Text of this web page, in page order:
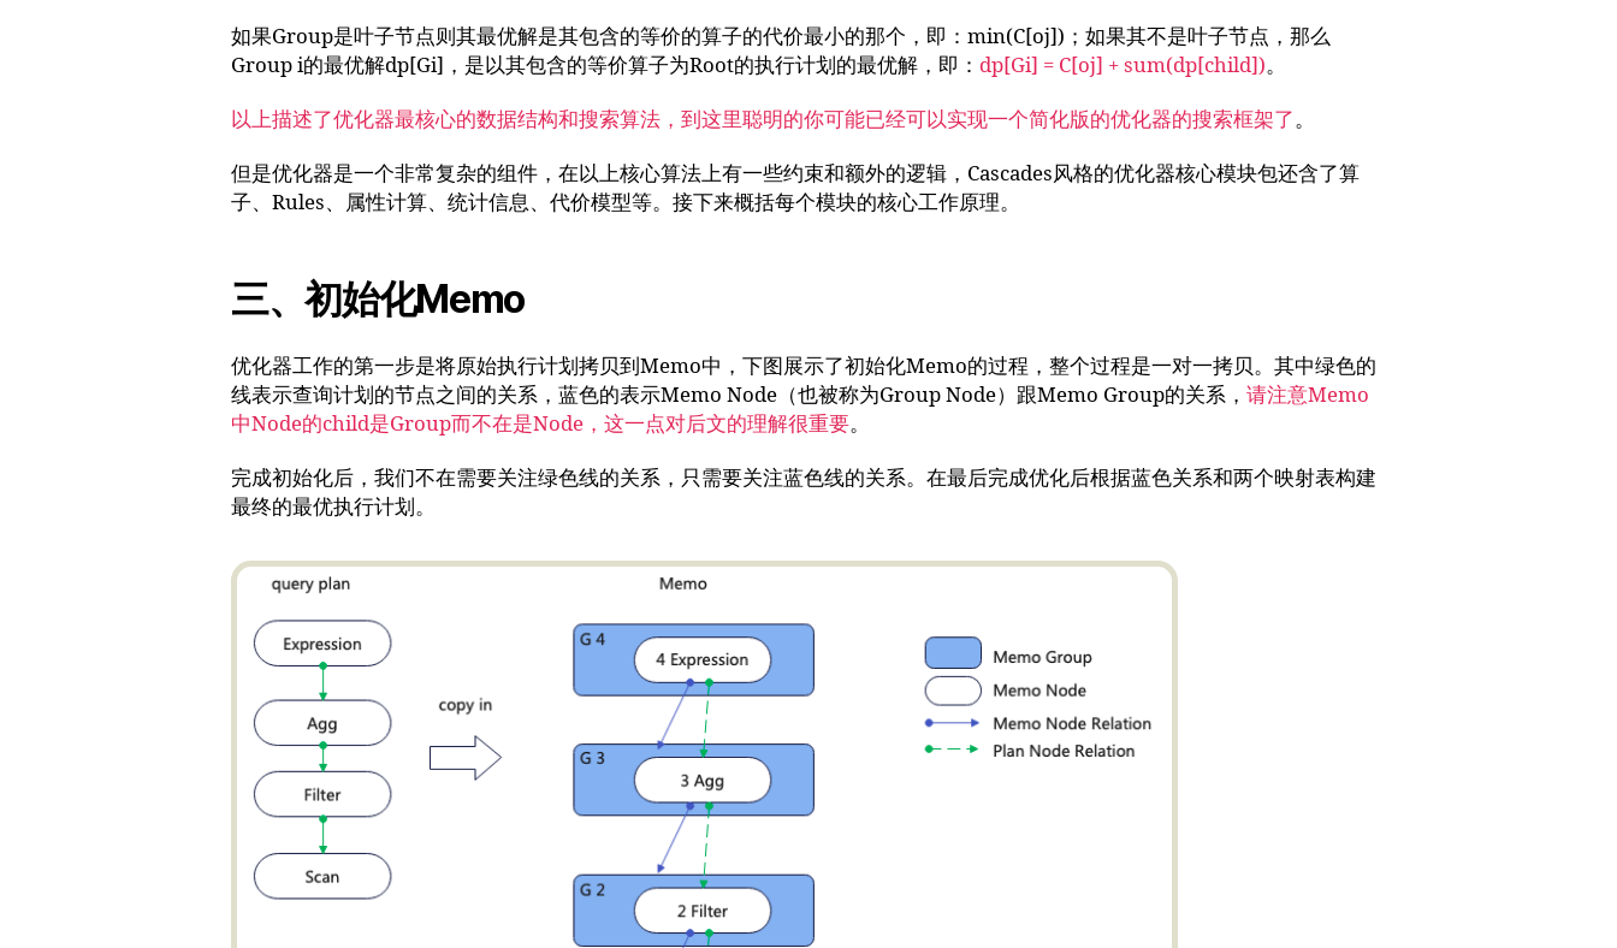
如果Group是叶子节点则其最优解是其包含的等价的算子的代价最小的那个，即：min(C[oj])；如果其不是叶子节点，那么
Group i的最优解dp[Gi]，是以其包含的等价算子为Root的执行计划的最优解，即： dp[Gi] = C[oj] + sum(dp[child])。
以上描述了优化器最核心的数据结构和搜索算法，到这里聪明的你可能已经可以实现一个简化版的优化器的搜索框架了。
但是优化器是一个非常复杂的组件，在以上核心算法上有一些约束和额外的逻辑，Cascades风格的优化器核心模块包还含了算
子、Rules、属性计算、统计信息、代价模型等。接下来概括每个模块的核心工作原理。
三、初始化Memo
优化器工作的第一步是将原始执行计划拷贝到Memo中，下图展示了初始化Memo的过程，整个过程是一对一拷贝。其中绿色的
线表示查询计划的节点之间的关系，蓝色的表示Memo Node（也被称为Group Node）跟Memo Group的关系， 请注意Memo
中Node的child是Group而不在是Node，这一点对后文的理解很重要。
完成初始化后，我们不在需要关注绿色线的关系，只需要关注蓝色线的关系。在最后完成优化后根据蓝色关系和两个映射表构建
最终的最优执行计划。